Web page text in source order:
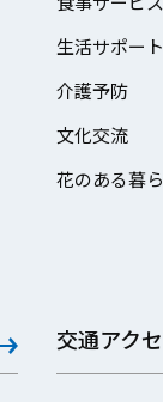
生活サポート
介護予防
文化交流
花のある暮
交通アク